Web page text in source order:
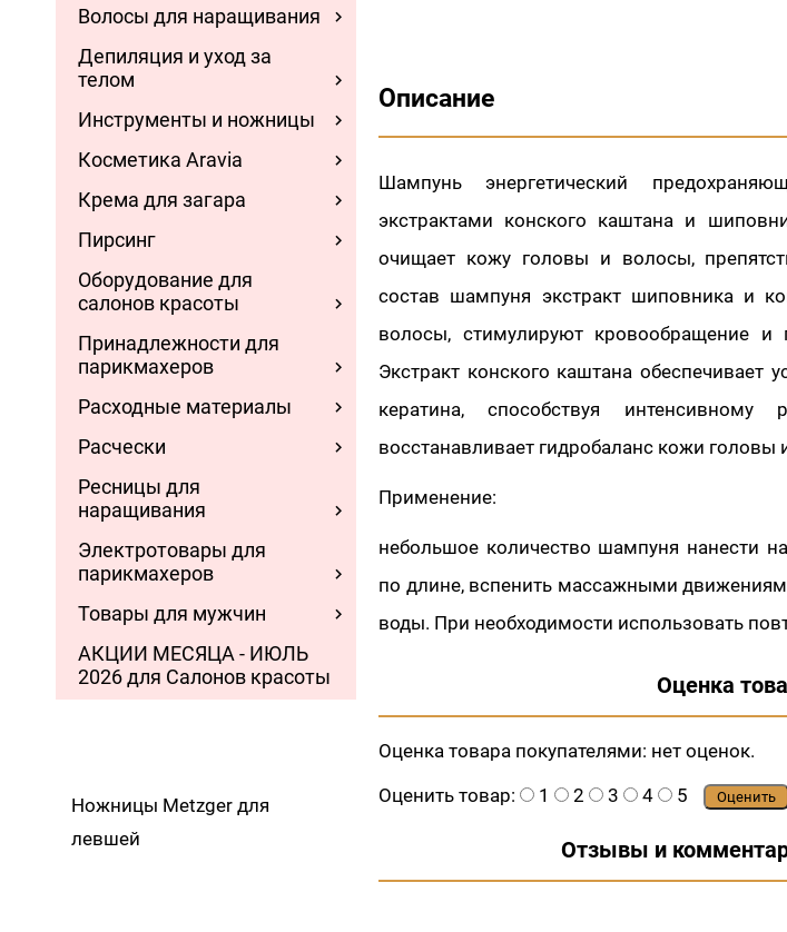
Волосы для наращивания
Депиляция и уход за
телом
Инструменты и ножницы
Косметика Aravia
Крема для загара
Пирсинг
Оборудование для
салонов красоты
Принадлежности для
парикмахеров
Расходные материалы
Расчески
Ресницы для
наращивания
Электротовары для
парикмахеров
Товары для мужчин
АКЦИИ МЕСЯЦА - ИЮЛЬ
2026 для Салонов красоты
Ножницы Metzger для
левшей
Описание
Шампунь энергетический
экстрактами конского каштана и
очищает кожу головы и волосы,
состав шампуня экстракт шиповника и
волосы, стимулируют кровообращение и
Экстракт конского каштана обеспечивает
кератина, способствуя
восстанавливает гидробаланс кожи головы
Применение:
небольшое количество шампуня нанести
по длине, вспенить массажными
воды. При необходимости использовать
Оценка
Оценка товара покупателями: нет оценок.
Оценить товар:
1 2 3 4 5 Оценить
Отзывы и